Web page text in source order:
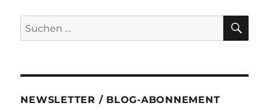
Suchen
nach:
NEWSLETTER / BLOG-ABONNEMENT